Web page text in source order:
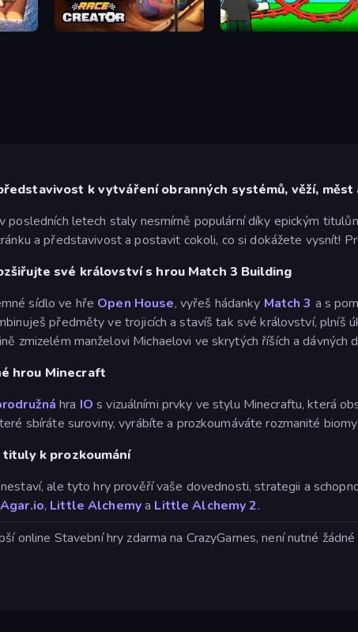
Marble Race Creator Build a Rollercoaster: Simulator
k vytváření obranných systémů, věží,
posledních letech staly nesmírně populární díky epickým
a představivost a postavit cokoli, co si dokážete vysnít!
své království s hrou Match 3 Building
sídlo ve hře Open House, vyřeš hádanky Match 3 a s
předměty ve trojicích a stavíš tak své království, plníš
zmizelém manželovi Michaelovi ve skrytých říších a dávných
hrou Minecraft
hra IO s vizuálními prvky ve stylu Minecraftu, která
sbíráte suroviny, vyrábíte a prozkoumáváte rozmanité
k prozkoumání
ale tyto hry prověří vaše dovednosti, strategii a
Agar.io, Little Alchemya Little Alchemy 2.
online Stavební hry zdarma na CrazyGames, není nutné